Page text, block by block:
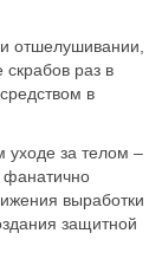
отшелушивании,
скрабов раз в
в
за телом –
фанатично
выработки
защитной